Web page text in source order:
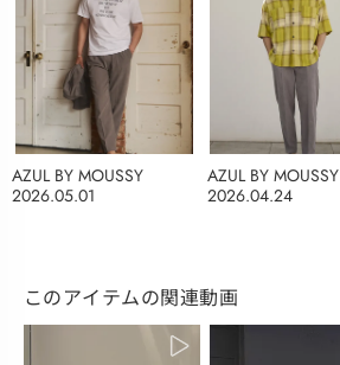
2026.05.01
AZUL BY MOUSSY
2026.04.24
AZUL BY MOUSSY
このアイテムの関連動画